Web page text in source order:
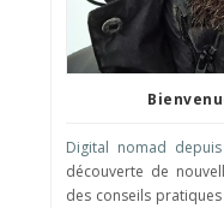
Digital nomad
découverte de
des conseils